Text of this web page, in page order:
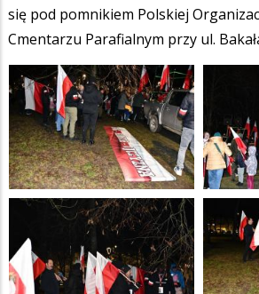
się pod pomnikiem Polskiej
Cmentarzu Parafialnym przy ul.